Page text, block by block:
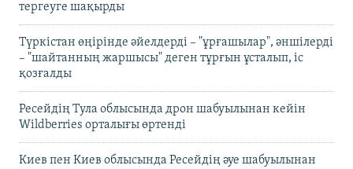
тергеуге шақырды
Түркістан өңірінде әйелдерді – "ұрғашылар", әншілерді
– "шайтанның жаршысы" деген тұрғын ұсталып, іс
қозғалды
Ресейдің Тула облысында дрон шабуылынан кейін
Wildberries орталығы өртенді
Киев пен Киев облысында Ресейдің әуе шабуылынан